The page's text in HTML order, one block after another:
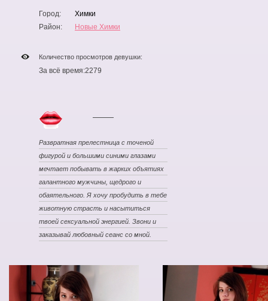
Город:
Химки
Район:
Новые Химки
Количество просмотров девушки:
За всё время:2279
Развратная прелестница с точеной
фигурой и большими синими глазами
мечтает побывать в жарких объятиях
галантного мужчины, щедрого и
обаятельного. Я хочу пробудить в тебе
животную страсть и насытиться
твоей сексуальной энергией. Звони и
заказывай любовный сеанс со мной.